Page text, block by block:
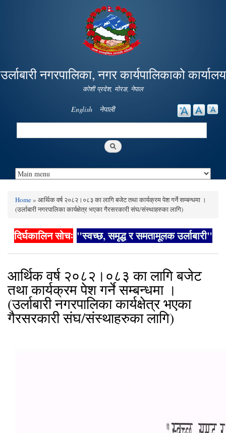
Skip to
main
content
उर्लाबारी नगरपालिका, नगर कार्यपालिकाको कार्यालय
कोशी प्रदेश, माेरङ, नेपाल
English नेपाली
Search
You are here
Home» आर्थिक वर्ष २०८२।०८३ का लागि बजेट तथा कार्यक्रम पेश गर्ने सम्बन्धमा ।
(उर्लाबारी नगरपालिका कार्यक्षेत्र भएका गैरसरकारी संघ/संस्थाहरुका लागि)
दिर्घकालिन सोचः "स्वच्छ, समृद्ध र समतामूलक उर्लाबारी"
आर्थिक वर्ष २०८२।०८३ का लागि बजेट
तथा कार्यक्रम पेश गर्ने सम्बन्धमा ।
(उर्लाबारी नगरपालिका कार्यक्षेत्र भएका
गैरसरकारी संघ/संस्थाहरुका लागि)